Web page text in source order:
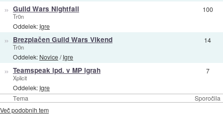
Tema Sporočila
» Guild Wars Nightfall
Tr0n
Oddelek: Igre
100
» Brezplačen Guild Wars Vikend
Tr0n
Oddelek: Novice/Igre
14
» Teamspeak ipd. v MP igrah
Xplicit
Oddelek: Igre
7
Več podobnih tem